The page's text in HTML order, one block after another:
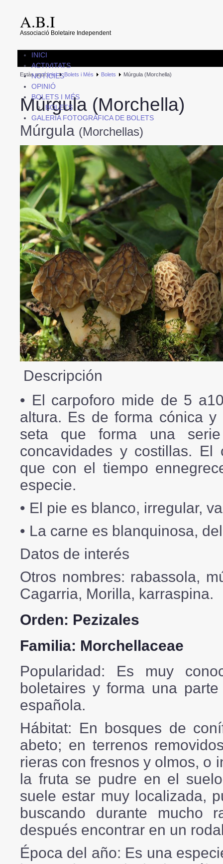
A.B.I
Associació Boletaire Independent
INICI
ACTIVITATS
NOTICIES
OPINIÓ
BOLETS I MÉS
BOLETS
GALERIA FOTOGRÀFICA DE BOLETS
Estàs aquí:Inici Bolets i Més Bolets Múrgula (Morchella)
Múrgula (Morchella)
Múrgula (Morchellas)
Descripción
• El carpoforo mide de 5
altura. Es de forma cónica
seta que forma una
concavidades y costillas. El
que con el tiempo
especie.
• El pie es blanco, irregular,
• La carne es blanquinosa,
Datos de interés
Otros nombres: rabassola,
Cagarria, Morilla, karraspina.
Orden: Pezizales
Familia: Morchellaceae
Popularidad: Es muy
boletaires y forma una
española.
Hábitat: En bosques de
abeto; en terrenos
rieras con fresnos y olmos, o
la fruta se pudre en el
suele estar muy localizada,
buscando durante mucho
después encontrar en un
Época del año: Es una